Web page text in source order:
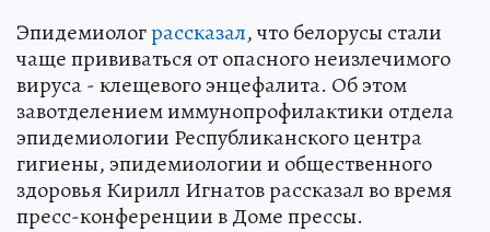
Эпидемиолограссказал, что белорусы стали
чаще прививаться от опасного неизлечимого
вируса - клещевого энцефалита. Об этом
завотделением иммунопрофилактики отдела
эпидемиологии Республиканского центра
гигиены, эпидемиологии и общественного
здоровья Кирилл Игнатов рассказал во время
пресс-конференции в Доме прессы.